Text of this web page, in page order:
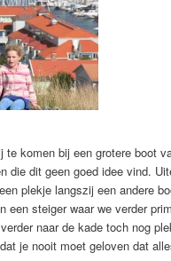
te komen bij een grotere boot
die dit geen goed idee vind.
plekje langszij een andere
een steiger waar we verder
naar de kade toch nog
je nooit moet geloven dat